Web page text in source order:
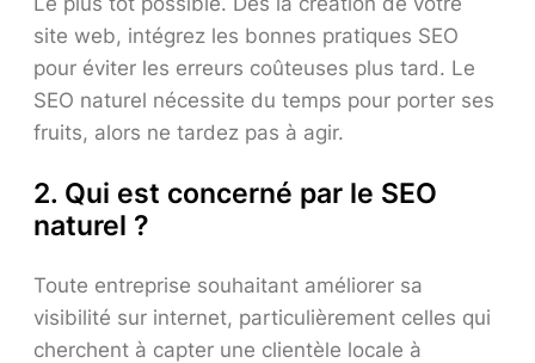
site web, intégrez les bonnes pratiques SEO
pour éviter les erreurs coûteuses plus tard. Le
SEO naturel nécessite du temps pour porter ses
fruits, alors ne tardez pas à agir.
2. Qui est concerné par le SEO
naturel ?
Toute entreprise souhaitant améliorer sa
visibilité sur internet, particulièrement celles qui
cherchent à capter une clientèle locale à